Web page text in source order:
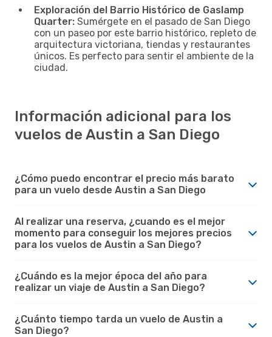
Exploración del Barrio Histórico de Gaslamp
Quarter: Sumérgete en el pasado de San Diego
con un paseo por este barrio histórico, repleto de
arquitectura victoriana, tiendas y restaurantes
únicos. Es perfecto para sentir el ambiente de la
ciudad.
Información adicional para los
vuelos de Austin a San Diego
¿Cómo puedo encontrar el precio más barato
para un vuelo desde Austin a San Diego
Al realizar una reserva, ¿cuando es el mejor
momento para conseguir los mejores precios
para los vuelos de Austin a San Diego?
¿Cuándo es la mejor época del año para
realizar un viaje de Austin a San Diego?
¿Cuánto tiempo tarda un vuelo de Austin a
San Diego?